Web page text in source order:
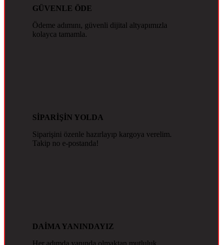
GÜVENLE ÖDE
Ödeme adımını, güvenli dijital altyapımızla
kolayca tamamla.
SİPARİŞİN YOLDA
Siparişini özenle hazırlayıp kargoya verelim.
Takip no e-postanda!
DAİMA YANINDAYIZ